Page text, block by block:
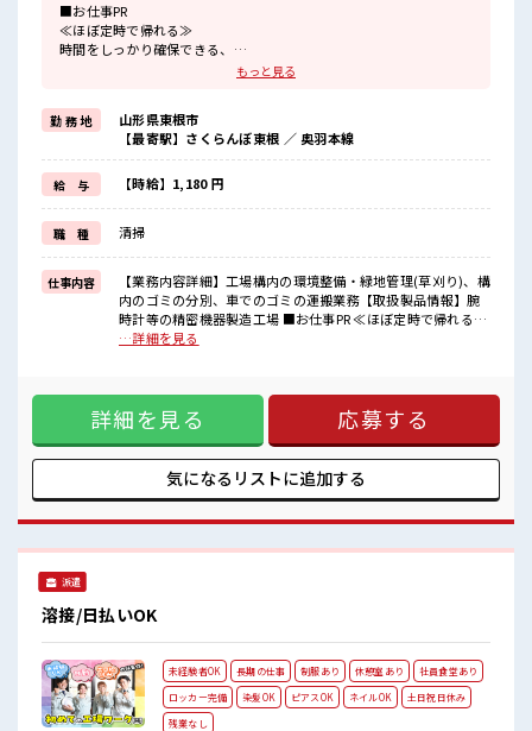
■お仕事PR
≪ほぼ定時で帰れる≫
時間をしっかり確保できる、
≪完全週休二日制≫
週末は家族や友人と一緒にプライベート満喫！
≪モチベーションもUP≫
派手過ぎなければ髪型や髪色自由♪
(規定有)≪動きやすい制服アリ≫
制服があるので、
毎日の服装の悩み解消♪
≪未経験でも活躍できる≫
新しいことにチャレンジするのは不安だけど、
しっかり働く環境が整っています！
イチからスキルUP・ステップUP目指していきましょう！
■職場の雰囲気
残業は基本ないので定時でサクッと帰宅OK！
土日祝休みなので、
ON/OFFの切替もしやすい！
もっと見る
勤 務 地
山形県東根市
【最寄駅】さくらんぼ東根 ／ 奥羽本線
給 与 【時給】1,180 円
職 種 清掃
仕事内容
【業務内容詳細】工場構内の環境整備・緑地管理(草刈り)、構
内のゴミの分別、車でのゴミの運搬業務【取扱製品情報】腕
時計等の精密機器製造工場 ■お仕事PR ≪ほぼ定時で帰れる≫
時間をしっかり確保できる、 残業基本ナシのお仕事♪ オンと
ーションもUP≫ 派手過ぎなければ髪型や髪色自由♪ (規定
有)≪動きやすい制服アリ≫ 制服があるので、 毎日の服装の
悩み解消♪ ≪未経験でも活躍できる≫ 新しいことにチャレン
ジするのは不安だけど、 しっかり働く環境が整っています！
イチからスキルUP・ステップUP目指していきましょう！ ■
職場の雰囲気 キバツ過ぎなければ髪色・髪型は自由！ あなた
と帰宅OK！ 土日祝休みなので、 ON/OFFの切替もしやすい！
…詳細を見る
詳細を見る 応募する
気になるリストに追加する
派遣
溶接/日払いOK
未経験者OK 長期の仕事 制服あり 休憩室あり
社員食堂あり
ロッカー完備
染髪OK ピアスOK ネイルOK
土日祝日休み
残業なし